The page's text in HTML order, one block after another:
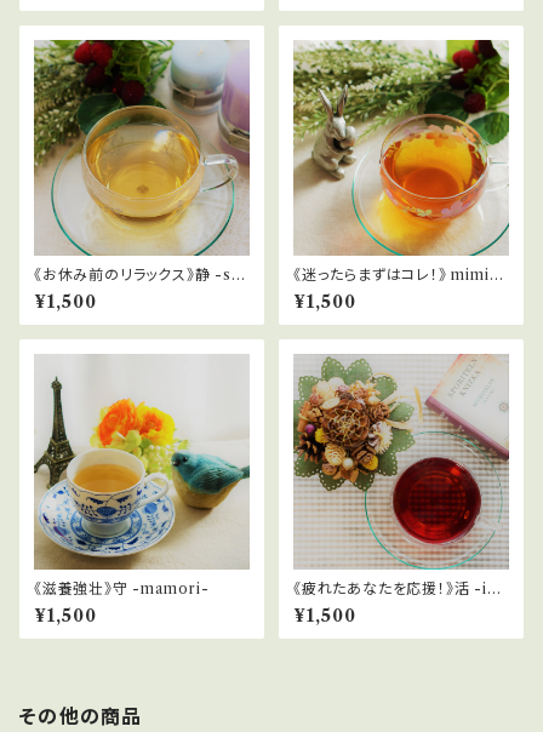
《お休み前のリラックス》静 -shi
zuka-
¥1,500
《迷ったらまずはコレ！》 mimic
o
¥1,500
《滋養強壮》守 -mamori-
¥1,500
《疲れたあなたを応援！》活 -iki
ru-
¥1,500
その他の商品